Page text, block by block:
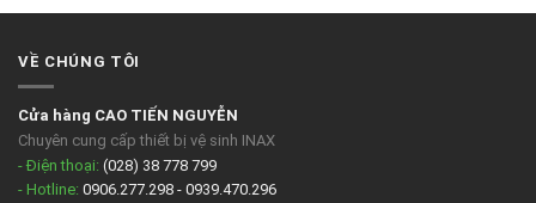
VỀ CHÚNG TÔI
Cửa hàng CAO TIẾN NGUYỄN
Chuyên cung cấp thiết bị vệ sinh INAX
- Điện thoại: (028) 38 778 799
- Hotline: 0906.277.298 - 0939.470.296